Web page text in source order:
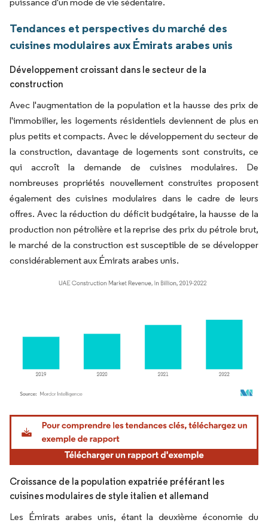
Tendances et perspectives du marché des
cuisines modulaires aux Émirats arabes unis
Développement croissant dans le secteur de la
construction
Avec l'augmentation de la population et la hausse des prix de
l'immobilier, les logements résidentiels deviennent de plus en
plus petits et compacts. Avec le développement du secteur de
la construction, davantage de logements sont construits, ce
qui accroît la demande de cuisines modulaires. De
nombreuses propriétés nouvellement construites proposent
également des cuisines modulaires dans le cadre de leurs
offres. Avec la réduction du déficit budgétaire, la hausse de la
production non pétrolière et la reprise des prix du pétrole brut,
le marché de la construction est susceptible de se développer
considérablement aux Émirats arabes unis.
Image © Mordor Intelligence. La réutilisation nécessite une attribution sous CC BY
Croissance de la population expatriée préférant les
cuisines modulaires de style italien et allemand
Les Émirats arabes unis, étant la deuxième économie du